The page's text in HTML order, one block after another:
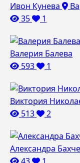
Ивон Кунева
35
1
Валерия Балева
593
1
Виктория
513
2
Александра